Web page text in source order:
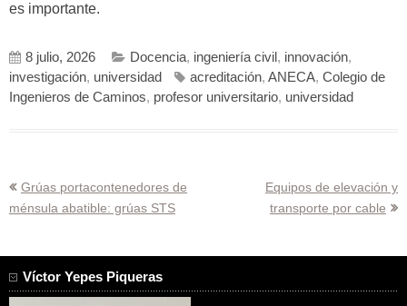
es importante.
8 julio, 2026 Docencia, ingeniería civil, innovación,
investigación, universidad acreditación, ANECA, Colegio de
Ingenieros de Caminos, profesor universitario, universidad
Navegación
de
Grúas portacontenedores de
ménsula abatible: grúas STS
Equipos de elevación y
transporte por cable
Víctor Yepes Piqueras